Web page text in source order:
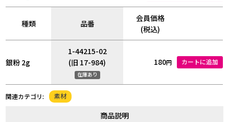
種類 品番
会員価格
(税込)
銀粉 2g
1-44215-02
(旧 17-984)
在庫あり
180円 カートに追加
関連カテゴリ: 素材
商品説明